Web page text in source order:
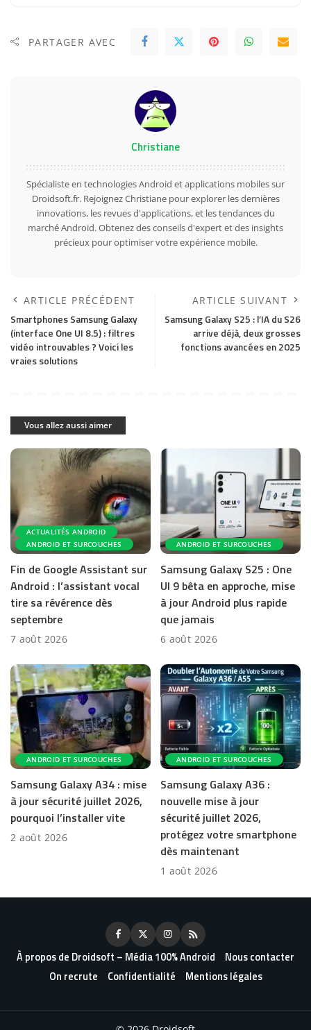
PARTAGER AVEC
Christiane
Spécialiste en technologies Android et applications mobiles sur
Droidsoft.fr. Rejoignez Christiane pour explorer les dernières
innovations, les revues d'applications, et les tendances du
marché Android. Obtenez des conseils d'expert et des insights
précieux pour optimiser votre expérience mobile.
ARTICLE PRÉCÉDENT
Smartphones Samsung Galaxy
(interface One UI 8.5) : filtres
vidéo introuvables ? Voici les
vraies solutions
ARTICLE SUIVANT
Samsung Galaxy S25 : l’IA du S26
arrive déjà, deux grosses
fonctions avancées en 2025
Vous allez aussi aimer
ACTUALITÉS ANDROID
ANDROID ET SURCOUCHES
Fin de Google Assistant sur
Android : l’assistant vocal
tire sa révérence dès
septembre
7 août 2026
ANDROID ET SURCOUCHES
Samsung Galaxy S25 : One
UI 9 bêta en approche, mise
à jour Android plus rapide
que jamais
6 août 2026
ANDROID ET SURCOUCHES
Samsung Galaxy A34 : mise
à jour sécurité juillet 2026,
pourquoi l’installer vite
2 août 2026
ANDROID ET SURCOUCHES
Samsung Galaxy A36 :
nouvelle mise à jour
sécurité juillet 2026,
protégez votre smartphone
dès maintenant
1 août 2026
À propos de Droidsoft – Média 100% Android
Nous contacter
On recrute
Confidentialité Mentions légales